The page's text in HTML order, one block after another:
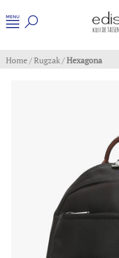
Home/Rugzak/Hexagona